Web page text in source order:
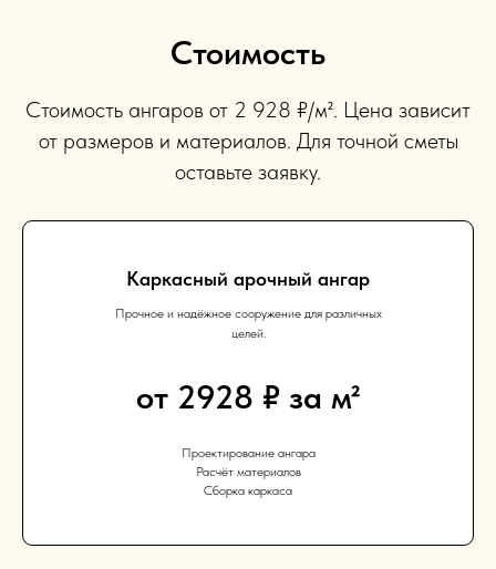
Стоимость
Стоимость ангаров от 2 928 ₽/м². Цена зависит
от размеров и материалов. Для точной сметы
оставьте заявку.
Каркасный арочный ангар
Прочное и надёжное сооружение для различных
целей.
от 2928 ₽ за м²
Проектирование ангара
Расчёт материалов
Сборка каркаса